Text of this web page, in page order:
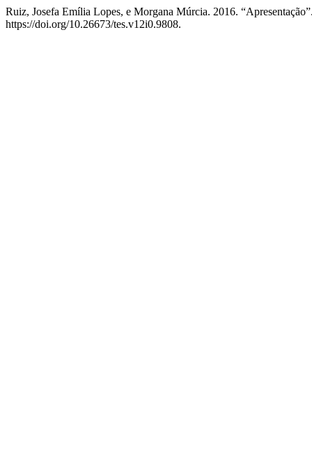
Ruiz, Josefa Emília Lopes, e Morgana Múrcia. 2016.
https://doi.org/10.26673/tes.v12i0.9808.